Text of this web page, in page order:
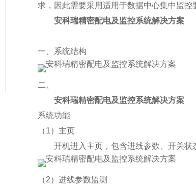
求，因此需要采用适用于数据中心集中监控
安科瑞精密配电及监控系统解决方案
一、系统结构
二、
安科瑞精密配电及监控系统解决方案
系统功能
（1）主页
开机进入主页，包含进线参数、开关状
（2）进线参数监测